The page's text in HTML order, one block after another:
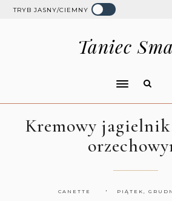
TRYB JASNY/CIEMNY
Taniec
Kremowy jagielnik
CANETTE PIĄTEK,